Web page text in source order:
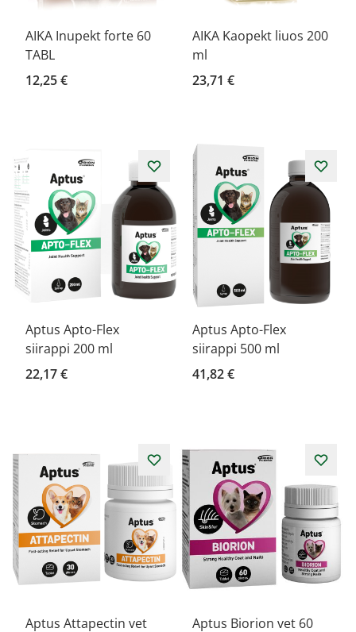
AIKA Inupekt forte 60
TABL
12,25 €
AIKA Kaopekt liuos 200
ml
23,71 €
Aptus Apto-Flex
siirappi 200 ml
22,17 €
Aptus Apto-Flex
siirappi 500 ml
41,82 €
Aptus Attapectin vet
Aptus Biorion vet 60